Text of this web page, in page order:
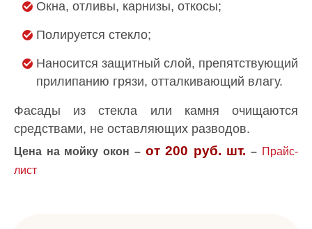
Окна, отливы, карнизы, откосы;
Полируется стекло;
Наносится защитный слой, препятствующий
прилипанию грязи, отталкивающий влагу.
Фасады из стекла или камня очищаются
средствами, не оставляющих разводов.
Цена на мойку окон – от 200 руб. шт.– Прайс-
лист